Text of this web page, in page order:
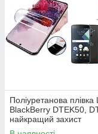
Поліуретанова плівка
BlackBerry DTEK50,
найкращий захист